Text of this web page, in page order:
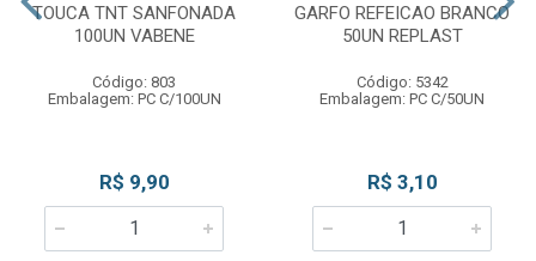
TOUCA TNT SANFONADA
100UN VABENE
Código: 803
Embalagem: PC C/100UN
R$ 9,90
GARFO REFEICAO BRANCO
50UN REPLAST
Código: 5342
Embalagem: PC C/50UN
R$ 3,10